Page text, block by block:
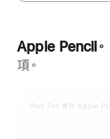
Apple Pencil。
項。